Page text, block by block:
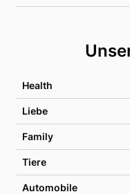
Health
Liebe
Family
Tiere
Automobile